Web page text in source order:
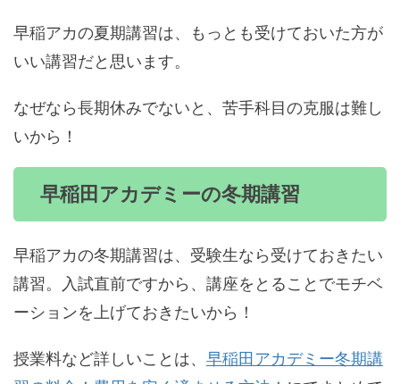
早稲アカの夏期講習は、もっとも受けておいた方が
いい講習だと思います。
なぜなら長期休みでないと、苦手科目の克服は難し
いから！
早稲田アカデミーの冬期講習
早稲アカの冬期講習は、受験生なら受けておきたい
講習。入試直前ですから、講座をとることでモチベ
ーションを上げておきたいから！
授業料など詳しいことは、 早稲田アカデミー冬期講